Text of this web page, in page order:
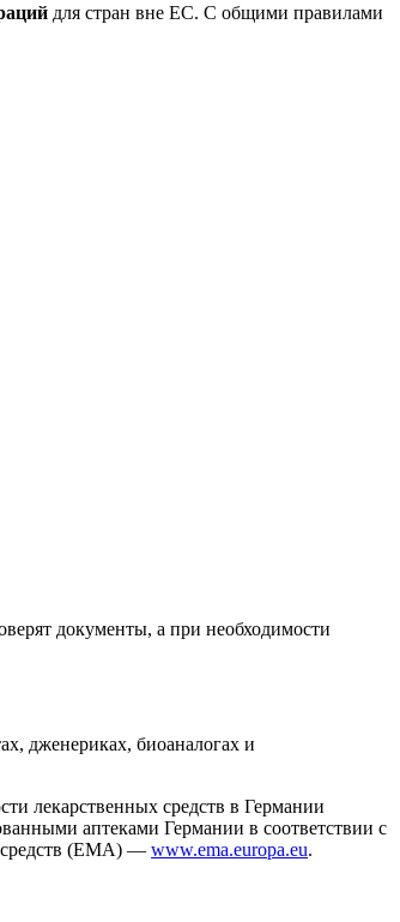
для стран вне ЕС. С общими правилами
документы, а при необходимости
дженериках, биоаналогах и
лекарственных средств в Германии
аптеками Германии в соответствии с
средств (EMA) — www.ema.europa.eu.